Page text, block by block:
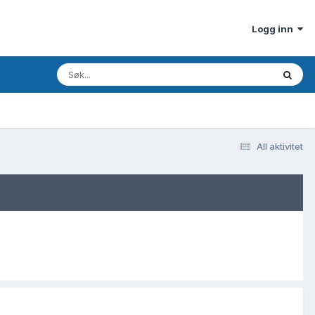
Logg inn
All aktivitet